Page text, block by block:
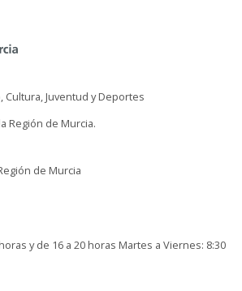
Juventud y Deportes
Región de Murcia.
de Murcia
y de 16 a 20 horas Martes a Viernes: 8:30